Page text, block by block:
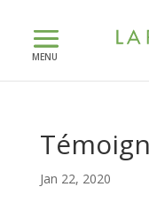
Jan 22, 2020